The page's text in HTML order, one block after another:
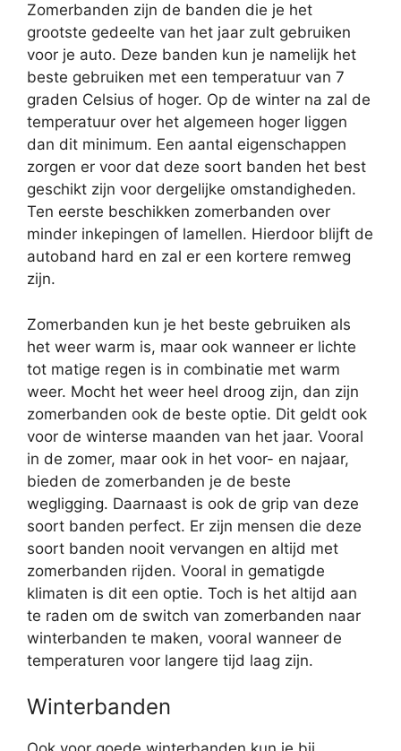
Zomerbanden zijn de banden die je het
grootste gedeelte van het jaar zult gebruiken
voor je auto. Deze banden kun je namelijk het
beste gebruiken met een temperatuur van 7
graden Celsius of hoger. Op de winter na zal de
temperatuur over het algemeen hoger liggen
dan dit minimum. Een aantal eigenschappen
zorgen er voor dat deze soort banden het best
geschikt zijn voor dergelijke omstandigheden.
Ten eerste beschikken zomerbanden over
minder inkepingen of lamellen. Hierdoor blijft de
autoband hard en zal er een kortere remweg
zijn.
Zomerbanden kun je het beste gebruiken als
het weer warm is, maar ook wanneer er lichte
tot matige regen is in combinatie met warm
weer. Mocht het weer heel droog zijn, dan zijn
zomerbanden ook de beste optie. Dit geldt ook
voor de winterse maanden van het jaar. Vooral
in de zomer, maar ook in het voor- en najaar,
bieden de zomerbanden je de beste
wegligging. Daarnaast is ook de grip van deze
soort banden perfect. Er zijn mensen die deze
soort banden nooit vervangen en altijd met
zomerbanden rijden. Vooral in gematigde
klimaten is dit een optie. Toch is het altijd aan
te raden om de switch van zomerbanden naar
winterbanden te maken, vooral wanneer de
temperaturen voor langere tijd laag zijn.
Winterbanden